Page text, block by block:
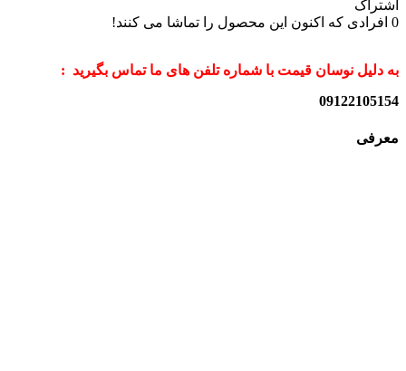
اشتراک
0 افرادی که اکنون این محصول را تماشا می کنند!
به دلیل نوسان قیمت با شماره تلفن های ما تماس بگیرید :
09122105154
معرفی